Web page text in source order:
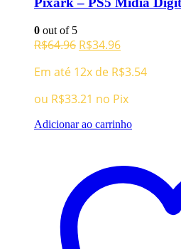
0 out of 5
R$64.96 O
original
era:
R$64.96.
R$34.96O
atual
é:
R$34.96.
Em até 12x de R$3.54
ou R$33.21 no Pix
Adicionar ao carrinho